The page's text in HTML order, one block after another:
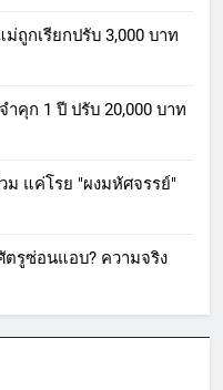
ถูกเรียกปรับ 3,000 บาท
คุก 1 ปี ปรับ 20,000 บาท
ม แค่โรย "ผงมหัศจรรย์"
รูซ่อนแอบ? ความจริง